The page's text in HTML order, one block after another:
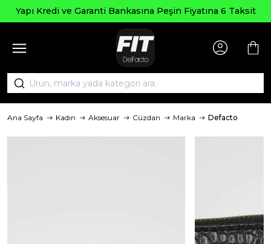
Yapı Kredi ve Garanti Bankasına Peşin Fiyatına 6 Taksit
Ana Sayfa Kadın Aksesuar Cüzdan Marka Defacto